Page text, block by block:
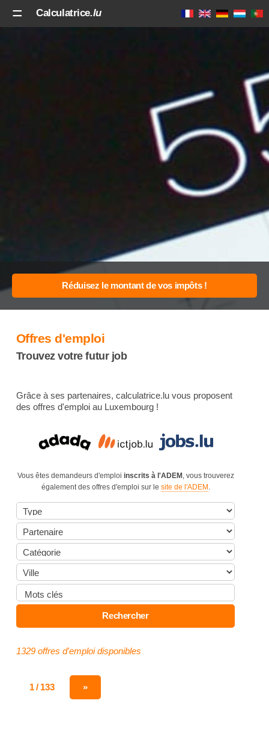
Calculatrice.lu
Offres d'emploi
Trouvez votre futur job
Grâce à ses partenaires, calculatrice.lu vous proposent
des offres d'emploi au Luxembourg !
Vous êtes demandeurs d'emploi inscrits à l'ADEM , vous trouverez
également des offres d'emploi sur le site de l'ADEM .
1329 offres d'emploi disponibles
1 / 133 »